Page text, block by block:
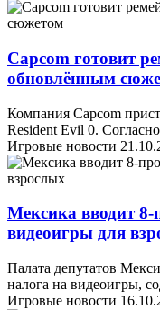
Capcom готовит
обновлённым
Компания Capcom
Resident Evil 0.
Игровые новости
Мексика вводит
видеоигры для
Палата депутатов
налога на видеоигры,
Игровые новости